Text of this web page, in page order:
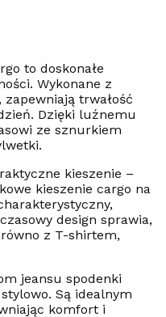
to doskonałe
Wykonane z
trwałość
Dzięki luźnemu
ze sznurkiem
kieszenie –
kieszenie cargo na
design sprawia,
z T-shirtem,
jeansu spodenki
Są idealnym
komfort i